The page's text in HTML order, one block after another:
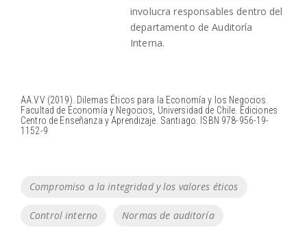
involucra responsables dentro del
departamento de Auditoría
Interna.
AA.VV (2019). Dilemas Éticos para la Economía y los Negocios.
Facultad de Economía y Negocios, Universidad de Chile. Ediciones
Centro de Enseñanza y Aprendizaje. Santiago. ISBN 978-956-19-
1152-9
Tags
Compromiso a la integridad y los valores éticos
Control interno Normas de auditoría